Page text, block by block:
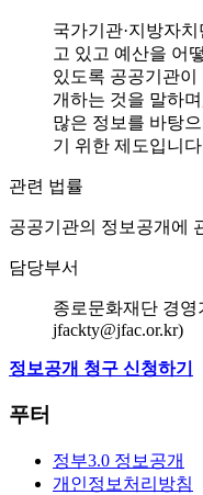
국가기관·지방자
고 있고 예산을 어
있도록 공공기관이
개하는 것을 말하
많은 정보를 바탕
기 위한 제도입니
관련 법률
공공기관의 정보공개에
담당부서
종로문화재단 경영
jfackty@jfac.or.kr)
정보공개 청구 신청하기
푸터
정부3.0 정보공개
개인정보처리방침